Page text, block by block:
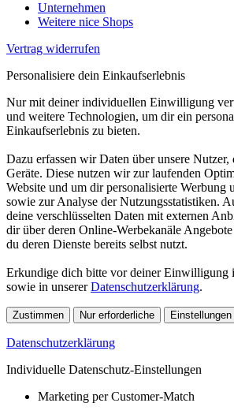
Unternehmen
Weitere nice Shops
Vertrag widerrufen
Personalisiere dein Einkaufserlebnis
Nur mit deiner individuellen Einwilligung
und weitere Technologien, um dir ein
Einkaufserlebnis zu bieten.
Dazu erfassen wir Daten über unsere Nutzer,
Geräte. Diese nutzen wir zur laufenden
Website und um dir personalisierte Werbung
sowie zur Analyse der Nutzungsstatistiken.
deine verschlüsselten Daten mit externen
dir über deren Online-Werbekanäle
du deren Dienste bereits selbst nutzt.
Erkundige dich bitte vor deiner Einwilligung
sowie in unsererDatenschutzerklärung.
Zustimmen Nur erforderliche
Datenschutzerklärung
Individuelle Datenschutz-Einstellungen
Marketing per Customer-Match